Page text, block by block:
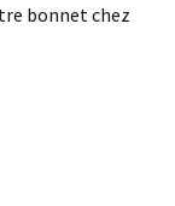
bonnet chez
au marathon de